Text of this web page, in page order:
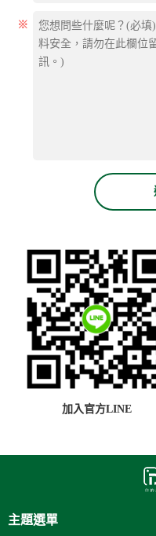
※
加入官方LINE
主題選單